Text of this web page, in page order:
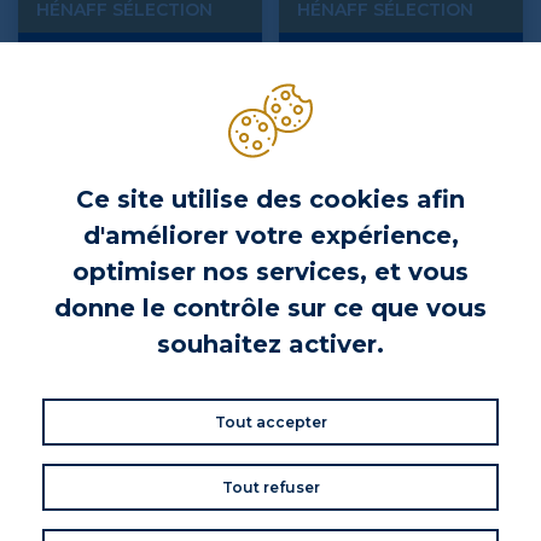
Ce site utilise des cookies afin
d'améliorer votre expérience,
optimiser nos services, et vous
donne le contrôle sur ce que vous
souhaitez activer.
Tout accepter
Tout refuser
HÉNAFF SÉLECTION
4,85 €
HÉNAFF SÉLECTION
- 90G
4,15 €
HÉNAFF